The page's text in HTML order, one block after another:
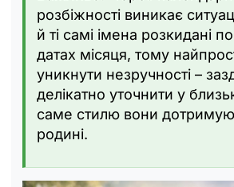
розбіжності виникає
й ті самі імена розкидані
датах місяця, тому
уникнути незручності –
делікатно уточнити у
саме стилю вони
родині.